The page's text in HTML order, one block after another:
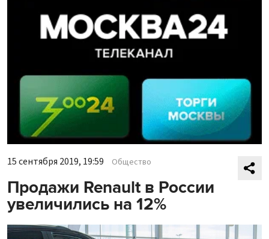
15 сентября 2019, 19:59 Общество
Продажи Renault в России
увеличились на 12%